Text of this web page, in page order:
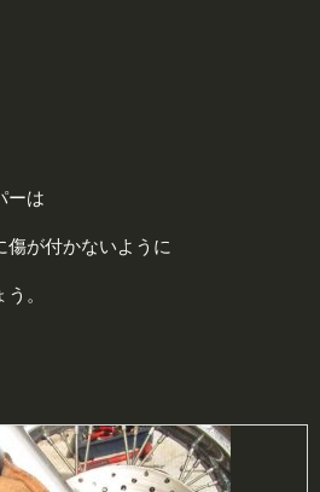
ーは
傷が付かないように
。